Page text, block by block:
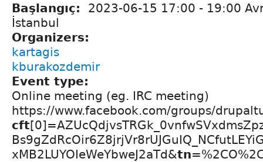
Başlangıç: 2023-06-15 17:00 - 19:00
İstanbul
Organizers:
kartagis
kburakozdemir
Event type:
Online meeting (eg. IRC meeting)
https://www.facebook.com/groups/
cft
xMB2LUYOIeWeYbweJ2aTd&tn